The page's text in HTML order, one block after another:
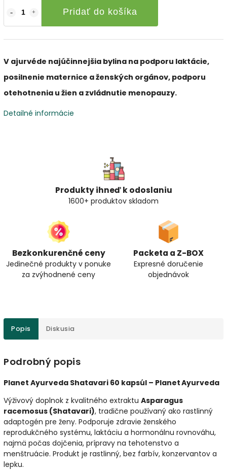
Pridať do košíka
V ajurvéde najúčinnejšia bylina na podporu laktácie,
posilnenie maternice a ženských orgánov, podporu
otehotnenia u žien a zvládnutie menopauzy.
Detailné informácie
Produkty ihneď k odoslaniu
1600+ produktov skladom
Bezkonkurenčné ceny
Jedinečné produkty v ponuke
za zvýhodnené ceny
Packeta a Z-BOX
Expresné doručenie
objednávok
Popis Diskusia
Podrobný popis
Planet Ayurveda Shatavari 60 kapsúl – Planet Ayurveda
Výživový doplnok z kvalitného extraktu Asparagus
racemosus (Shatavari), tradične používaný ako rastlinný
adaptogén pre ženy. Podporuje zdravie ženského
reprodukčného systému, laktáciu a hormonálnu rovnováhu,
najmä počas dojčenia, prípravy na tehotenstvo a
menštruácie. Produkt je rastlinný, bez farbív, konzervantov a
lepku.